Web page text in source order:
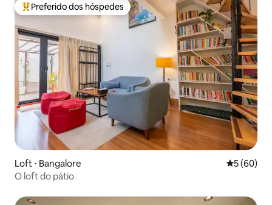
Entre os melhores preferidos dos hóspedes
Preferido dos hóspedes
Loft ⋅ Bangalore 5 de uma
5 (60)
O loft do pátio